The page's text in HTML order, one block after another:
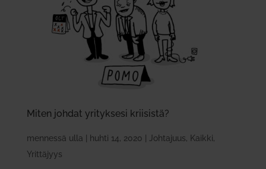
Miten johdat yri­tyksesi krii­sistä?
mennessä ulla | huhti 14, 2020 | Johtajuus, Kaikki,
Yrittäjyys